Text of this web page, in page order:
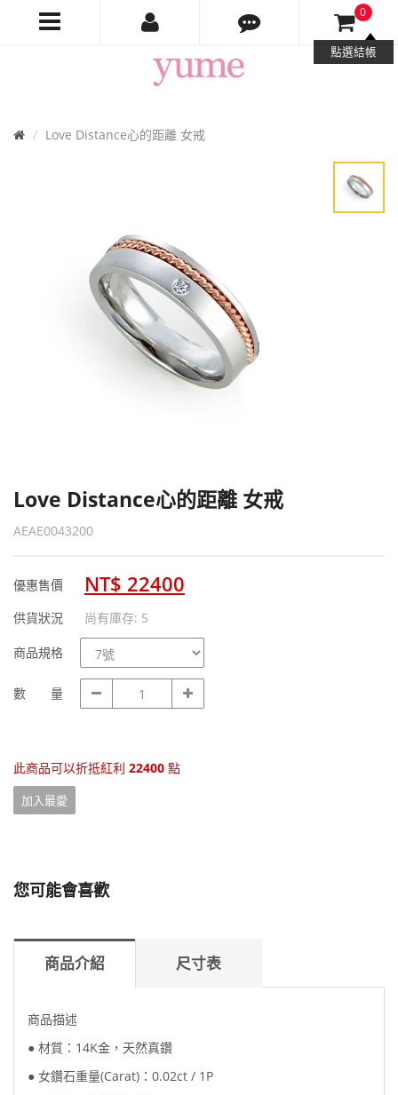
0
點選結帳
Yume
Jewelry
首
Love Distance心的距離 女戒
Love Distance心的距離 女戒
AEAE0043200
優惠售價 NT$ 22400
供貨狀況 尚有庫存: 5
商品規格
商
品
規
數 量
數
量
此商品可以折抵紅利 22400 點
加入最愛
您可能會喜歡
商品介紹 尺寸表
商品描述
● 材質： 14K金，天然真鑽
● 女鑽石重量(Carat) ： 0.02ct / 1P